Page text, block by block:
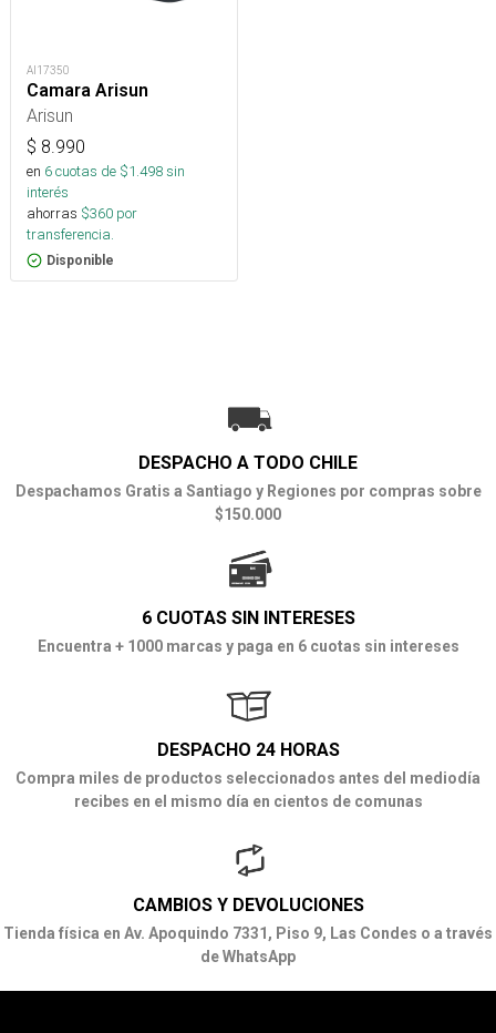
AI17350
Camara Arisun
Arisun
$ 8.990
en 6cuotas de $1.498sin
interés
ahorras $360 por
transferencia.
Disponible
DESPACHO A TODO CHILE
Despachamos Gratis a Santiago y Regiones por compras sobre
$150.000
6 CUOTAS SIN INTERESES
Encuentra + 1000 marcas y paga en 6 cuotas sin intereses
DESPACHO 24 HORAS
Compra miles de productos seleccionados antes del mediodía
recibes en el mismo día en cientos de comunas
CAMBIOS Y DEVOLUCIONES
Tienda física en Av. Apoquindo 7331, Piso 9, Las Condes o a través
de WhatsApp